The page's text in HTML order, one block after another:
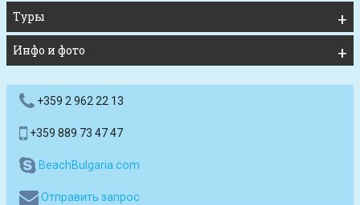
Туры
Инфо и фото
+359 2 962 22 13
+359 889 73 47 47
BeachBulgaria.com
Отправить запрос